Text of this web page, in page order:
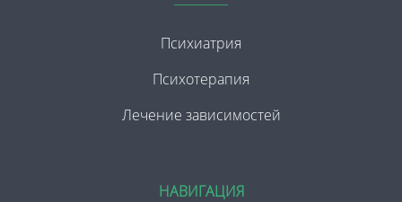
Психиатрия
Психотерапия
Лечение зависимостей
НАВИГАЦИЯ